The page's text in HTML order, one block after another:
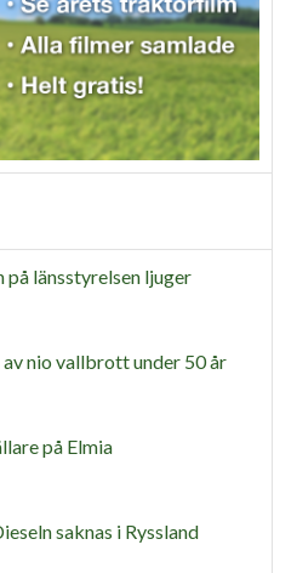
på länsstyrelsen ljuger
nio vallbrott under 50 år
på Elmia
saknas i Ryssland